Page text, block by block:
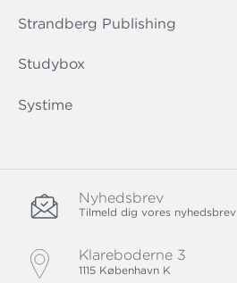
Strandberg Publishing
Studybox
Systime
Nyhedsbrev
Tilmeld dig vores nyhedsbrev
Klareboderne 3
1115 København K